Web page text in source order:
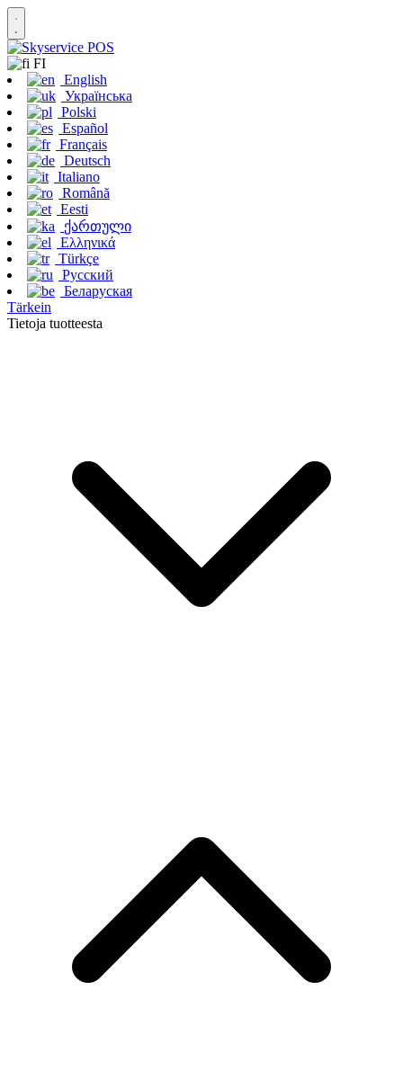
FI
English
Українська
Polski
Español
Français
Deutsch
Italiano
Română
Eesti
ქართული
Ελληνικά
Türkçe
Русский
Беларуская
Tärkein
Tietoja tuotteesta